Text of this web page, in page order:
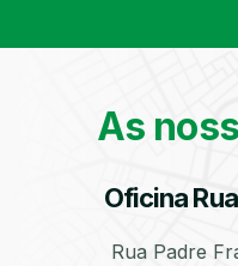
As
Oficina
Rua Padre
Bate-Chapas